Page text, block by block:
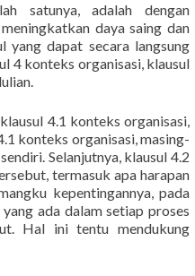
satunya, adalah dengan
meningkatkan daya saing dan
yang dapat secara langsung
4 konteks organisasi, klausul
4.1 konteks organisasi,
konteks organisasi, masing-
Selanjutnya, klausul 4.2
termasuk apa harapan
kepentingannya, pada
ada dalam setiap proses
Hal ini tentu mendukung